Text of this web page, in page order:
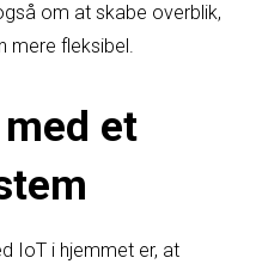
om at skabe overblik,
mere fleksibel.
et
IoT i hjemmet er, at